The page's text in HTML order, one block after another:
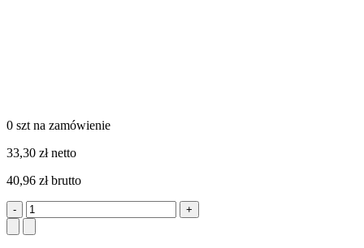
0 szt na zamówienie
33,30 zł netto
40,96 zł brutto
- +